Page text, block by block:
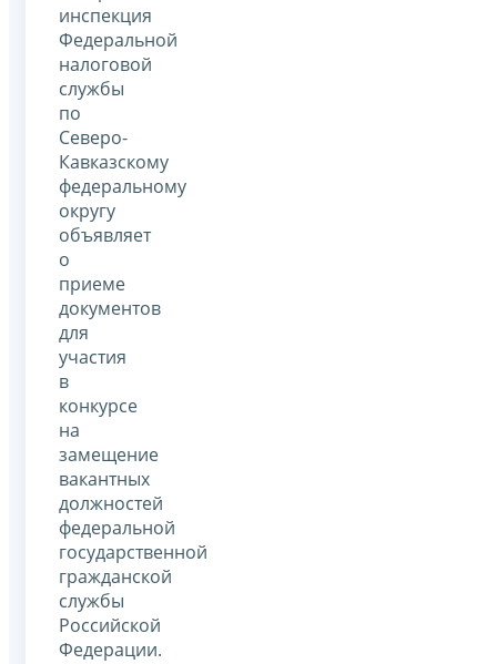
инспекция
Федеральной
налоговой
службы
по
Северо-
Кавказскому
федеральному
округу
объявляет
о
приеме
документов
для
участия
в
конкурсе
на
замещение
вакантных
должностей
федеральной
государственной
гражданской
службы
Российской
Федерации.